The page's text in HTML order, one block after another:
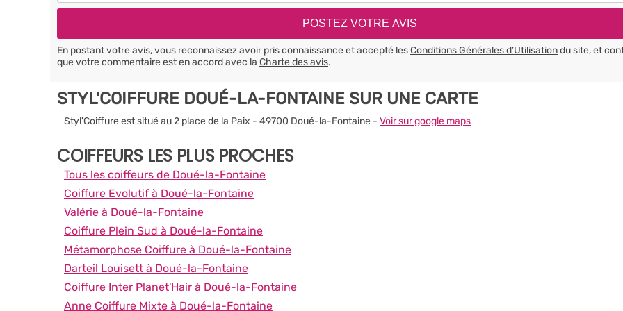
En postant votre avis, vous reconnaissez avoir pris connaissance et accepté lesConditions Générales d’Utilisationdu site, et
que votre commentaire est en accord avec la Charte des avis.
STYL'COIFFURE DOUÉ-LA-FONTAINE SUR UNE CARTE
Styl'Coiffure est situé au 2 place de la Paix - 49700 Doué-la-Fontaine - Voir sur google maps
COIFFEURS LES PLUS PROCHES
Tous les coiffeurs de Doué-la-Fontaine
Coiffure Evolutif à Doué-la-Fontaine
Valérie à Doué-la-Fontaine
Coiffure Plein Sud à Doué-la-Fontaine
Métamorphose Coiffure à Doué-la-Fontaine
Darteil Louisett à Doué-la-Fontaine
Coiffure Inter Planet'Hair à Doué-la-Fontaine
Anne Coiffure Mixte à Doué-la-Fontaine